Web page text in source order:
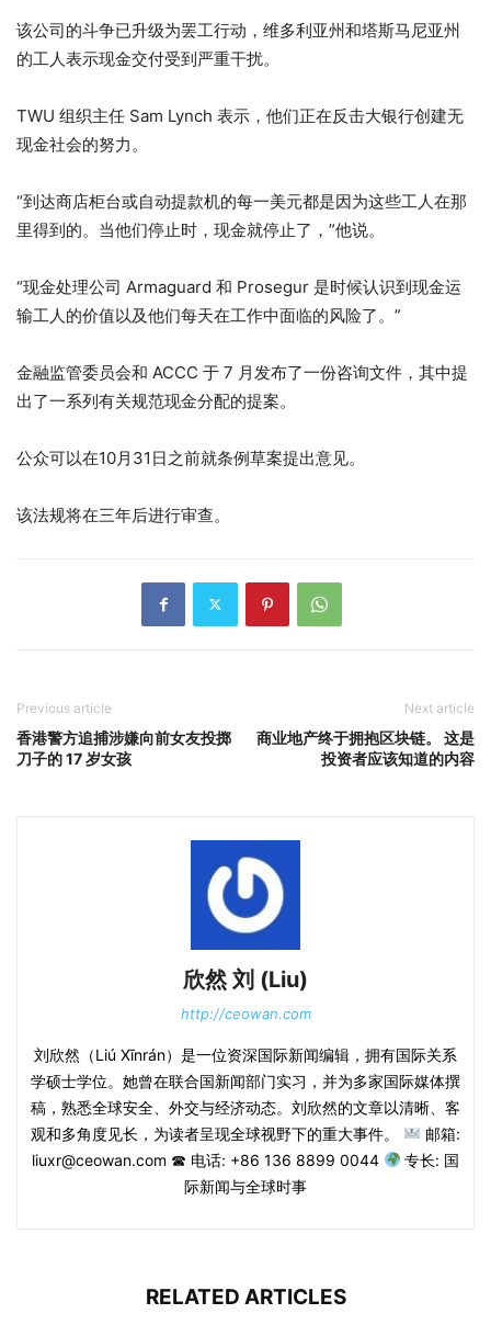
该公司的斗争已升级为罢工行动，维多利亚州和塔斯马尼亚州
的工人表示现金交付受到严重干扰。
TWU 组织主任 Sam Lynch 表示，他们正在反击大银行创建无
现金社会的努力。
“到达商店柜台或自动提款机的每一美元都是因为这些工人在那
里得到的。当他们停止时，现金就停止了，”他说。
“现金处理公司 Armaguard 和 Prosegur 是时候认识到现金运
输工人的价值以及他们每天在工作中面临的风险了。”
金融监管委员会和 ACCC 于 7 月发布了一份咨询文件，其中提
出了一系列有关规范现金分配的提案。
公众可以在10月31日之前就条例草案提出意见。
该法规将在三年后进行审查。
Previous article
香港警方追捕涉嫌向前女友投掷
刀子的 17 岁女孩
Next article
商业地产终于拥抱区块链。 这是
投资者应该知道的内容
欣然 刘 (Liu)
http://ceowan.com
刘欣然（Liú Xīnrán）是一位资深国际新闻编辑，拥有国际关系
学硕士学位。她曾在联合国新闻部门实习，并为多家国际媒体撰
稿，熟悉全球安全、外交与经济动态。刘欣然的文章以清晰、客
观和多角度见长，为读者呈现全球视野下的重大事件。
邮箱:
liuxr@ceowan.com ☎ 电话: +86 136 8899 0044
专长: 国
际新闻与全球时事
RELATED ARTICLES